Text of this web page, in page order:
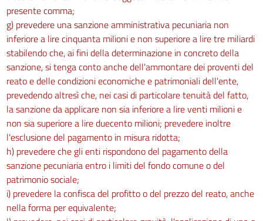
201
202
203
204
205
Capo IV
Protezione dei lavoratori dai rischi di esposizione a campi elettromagnetici
206
207
208
209
210
presente comma;
g) prevedere una sanzione amministrativa pecuniaria non
inferiore a lire cinquanta milioni e non superiore a lire tre miliardi
stabilendo che, ai fini della determinazione in concreto della
sanzione, si tenga conto anche dell'ammontare dei proventi del
reato e delle condizioni economiche e patrimoniali dell'ente,
prevedendo altresì che, nei casi di particolare tenuità del fatto,
la sanzione da applicare non sia inferiore a lire venti milioni e
non sia superiore a lire duecento milioni; prevedere inoltre
l'esclusione del pagamento in misura ridotta;
h) prevedere che gli enti rispondono del pagamento della
sanzione pecuniaria entro i limiti del fondo comune o del
patrimonio sociale;
i) prevedere la confisca del profitto o del prezzo del reato, anche
nella forma per equivalente;